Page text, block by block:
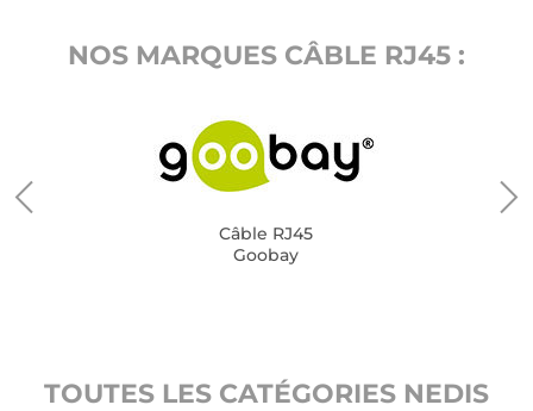
NOS MARQUES CÂBLE RJ45 :
Câble RJ45
Goobay
TOUTES LES CATÉGORIES NEDIS